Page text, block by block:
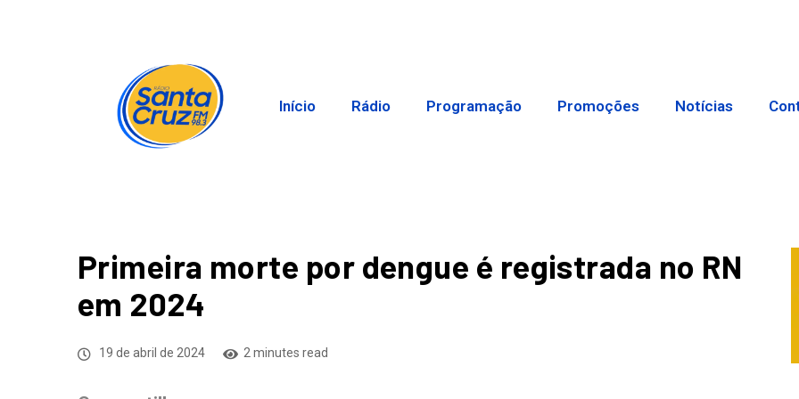
Início Rádio Programação Promoções Notícias
Primeira morte por dengue é registrada no RN
em 2024
19 de abril de 2024 2 minutes read